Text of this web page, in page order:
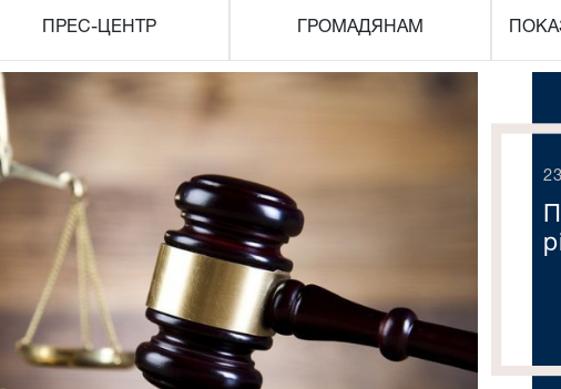
ПРЕС-ЦЕНТР ГРОМАДЯНАМ